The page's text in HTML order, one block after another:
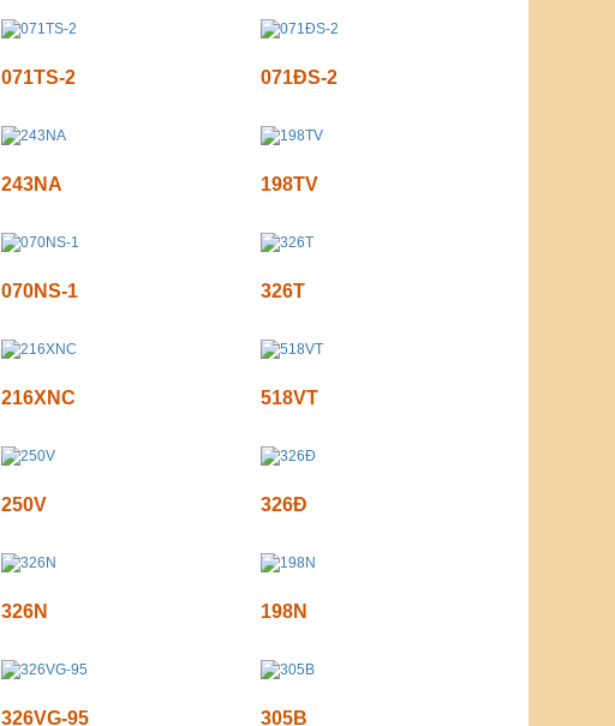
071TS-2 071ĐS-2
243NA 198TV
070NS-1 326T
216XNC 518VT
250V 326Đ
326N 198N
326VG-95 305B